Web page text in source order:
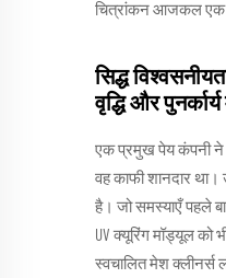
चित्रांकन आजकल एक
सिद्ध
वृद्धि और
एक प्रमुख पेय कंपनी ने
वह काफी शानदार
है। जो समस्याएँ पहले
UV क्यूरिंग मॉड्यूल को
स्वचालित मेश क्लीनर्स